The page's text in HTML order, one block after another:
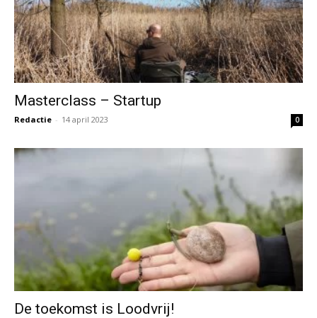
Masterclass – Startup
Redactie - 14 april 2023 0
De toekomst is Loodvrij!